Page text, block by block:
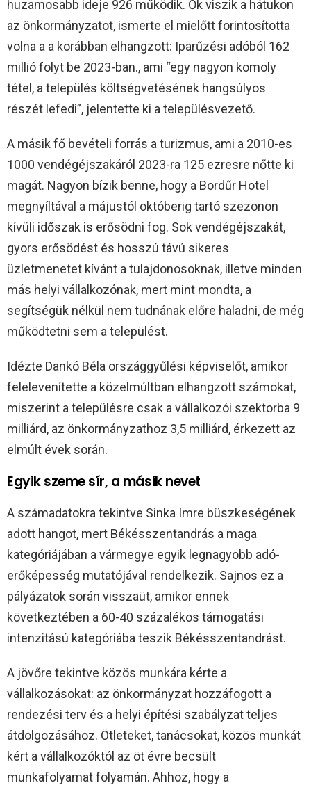
huzamosabb ideje 926 működik. Ők viszik a hátukon
az önkormányzatot, ismerte el mielőtt forintosította
volna a a korábban elhangzott: Iparűzési adóból 162
millió folyt be 2023-ban., ami “egy nagyon komoly
tétel, a település költségvetésének hangsúlyos
részét lefedi”, jelentette ki a településvezető.
A másik fő bevételi forrás a turizmus, ami a 2010-es
1000 vendégéjszakáról 2023-ra 125 ezresre nőtte ki
magát. Nagyon bízik benne, hogy a Bordűr Hotel
megnyíltával a májustól októberig tartó szezonon
kívüli időszak is erősödni fog. Sok vendégéjszakát,
gyors erősödést és hosszú távú sikeres
üzletmenetet kívánt a tulajdonosoknak, illetve minden
más helyi vállalkozónak, mert mint mondta, a
segítségük nélkül nem tudnának előre haladni, de még
működtetni sem a települést.
Idézte Dankó Béla országgyűlési képviselőt, amikor
felelevenítette a közelmúltban elhangzott számokat,
miszerint a településre csak a vállalkozói szektorba 9
milliárd, az önkormányzathoz 3,5 milliárd, érkezett az
elmúlt évek során.
Egyik szeme sír, a másik nevet
A számadatokra tekintve Sinka Imre büszkeségének
adott hangot, mert Békésszentandrás a maga
kategóriájában a vármegye egyik legnagyobb adó-
erőképesség mutatójával rendelkezik. Sajnos ez a
pályázatok során visszaüt, amikor ennek
következtében a 60-40 százalékos támogatási
intenzitású kategóriába teszik Békésszentandrást.
A jövőre tekintve közös munkára kérte a
vállalkozásokat: az önkormányzat hozzáfogott a
rendezési terv és a helyi építési szabályzat teljes
átdolgozásához. Ötleteket, tanácsokat, közös munkát
kért a vállalkozóktól az öt évre becsült
munkafolyamat folyamán. Ahhoz, hogy a